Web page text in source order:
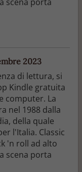
2023
di lettura, si
Kindle gratuita
computer. La
nel 1988 dalla
della quale
l'Italia. Classic
'n roll ad alto
scena porta